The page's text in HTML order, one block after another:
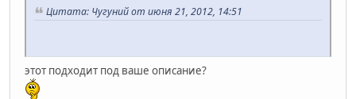
Цитата: Чугуний от июня 21, 2012, 14:51
этот подходит под ваше описание?